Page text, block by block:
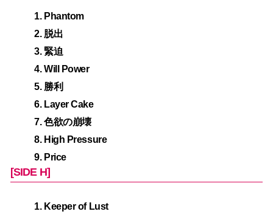
Phantom
脱出
緊迫
Will Power
勝利
Layer Cake
色欲の崩壊
High Pressure
Price
[SIDE H]
Keeper of Lust